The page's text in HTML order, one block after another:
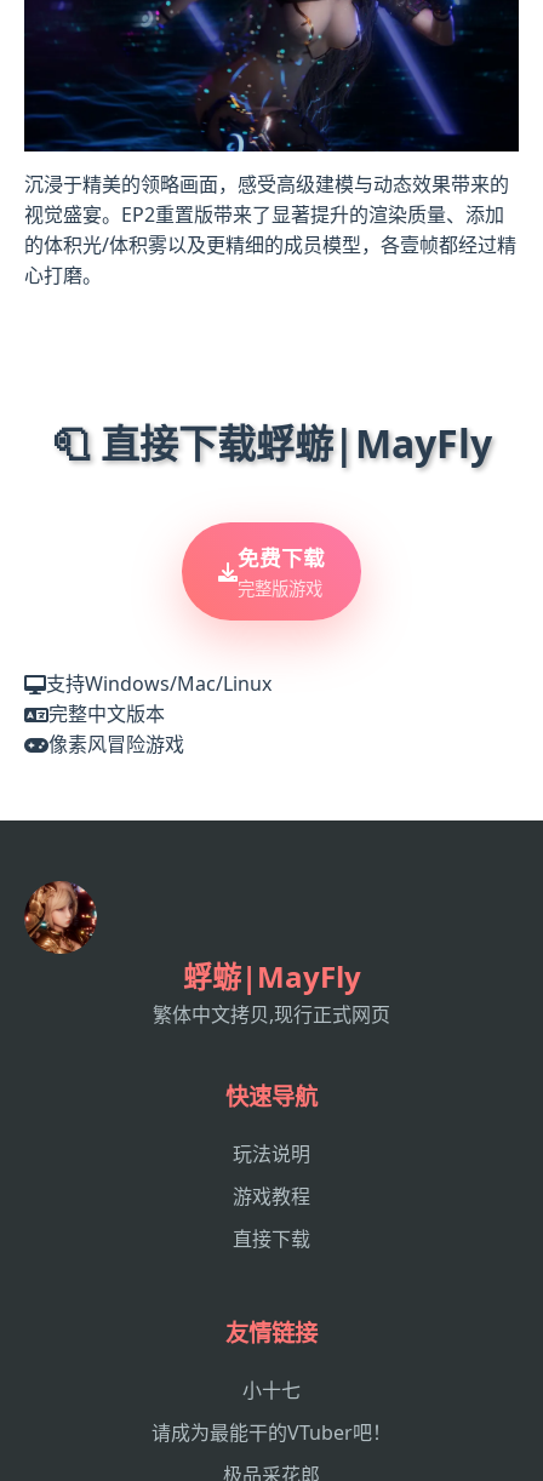
沉浸于精美的领略画面，感受高级建模与动态效果带来的
视觉盛宴。EP2重置版带来了显著提升的渲染质量、添加
的体积光/体积雾以及更精细的成员模型，各壹帧都经过精
心打磨。
🧻 直接下载蜉蝣|MayFly
免费下载
完整版游戏
支持Windows/Mac/Linux
完整中文版本
像素风冒险游戏
蜉蝣|MayFly
繁体中文拷贝,现行正式网页
快速导航
玩法说明
游戏教程
直接下载
友情链接
小十七
请成为最能干的VTuber吧！
极品采花郎